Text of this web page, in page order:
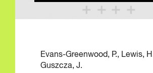
Evans-Greenwood, P., Lewis,
Guszcza, J.